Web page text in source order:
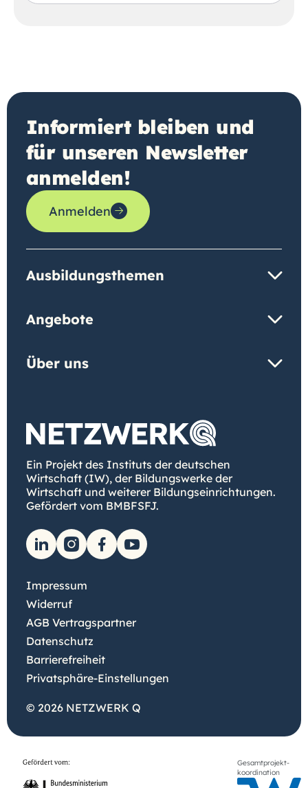
Informiert bleiben und
für unseren Newsletter
anmelden!
Anmelden
Ausbildungsthemen
Angebote
Über uns
Ein Projekt des Instituts der deutschen
Wirtschaft (IW), der Bildungswerke der
Wirtschaft und weiterer Bildungseinrichtungen.
Gefördert vom BMBFSFJ.
Impressum
Widerruf
AGB Vertragspartner
Datenschutz
Barrierefreiheit
Privatsphäre-Einstellungen
© 2026 NETZWERK Q
Gesamtprojekt-
koordination